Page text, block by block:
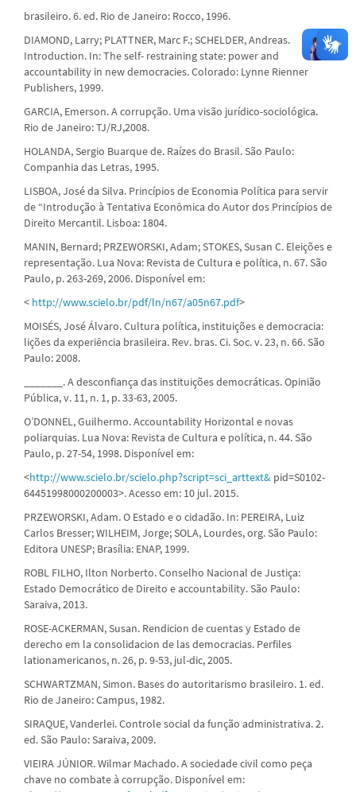
brasileiro. 6. ed. Rio de Janeiro: Rocco, 1996.
DIAMOND, Larry; PLATTNER, Marc F.; SCHELDER, Andreas.
Introduction. In: The self- restraining state: power and
accountability in new democracies. Colorado: Lynne Rienner
Publishers, 1999.
GARCIA, Emerson. A corrupção. Uma visão jurídico-sociológica.
Rio de Janeiro: TJ/RJ,2008.
HOLANDA, Sergio Buarque de. Raízes do Brasil. São Paulo:
Companhia das Letras, 1995.
LISBOA, José da Silva. Princípios de Economia Política para servir
de “Introdução à Tentativa Econômica do Autor dos Princípios de
Direito Mercantil. Lisboa: 1804.
MANIN, Bernard; PRZEWORSKI, Adam; STOKES, Susan C. Eleições e
representação. Lua Nova: Revista de Cultura e política, n. 67. São
Paulo, p. 263-269, 2006. Disponível em:
< http://www.scielo.br/pdf/ln/n67/a05n67.pdf>
MOISÉS, José Álvaro. Cultura política, instituições e democracia:
lições da experiência brasileira. Rev. bras. Ci. Soc. v. 23, n. 66. São
Paulo: 2008.
_______. A desconfiança das instituições democráticas. Opinião
Pública, v. 11, n. 1, p. 33-63, 2005.
O’DONNEL, Guilhermo. Accountability Horizontal e novas
poliarquias. Lua Nova: Revista de Cultura e política, n. 44. São
Paulo, p. 27-54, 1998. Disponível em:
<http://www.scielo.br/scielo.php?script=sci_arttext& pid=S0102-
64451998000200003>. Acesso em: 10 jul. 2015.
PRZEWORSKI, Adam. O Estado e o cidadão. In: PEREIRA, Luiz
Carlos Bresser; WILHEIM, Jorge; SOLA, Lourdes, org. São Paulo:
Editora UNESP; Brasília: ENAP, 1999.
ROBL FILHO, Ilton Norberto. Conselho Nacional de Justiça:
Estado Democrático de Direito e accountability. São Paulo:
Saraiva, 2013.
ROSE-ACKERMAN, Susan. Rendicion de cuentas y Estado de
derecho em la consolidacion de las democracias. Perfiles
lationamericanos, n. 26, p. 9-53, jul-dic, 2005.
SCHWARTZMAN, Simon. Bases do autoritarismo brasileiro. 1. ed.
Rio de Janeiro: Campus, 1982.
SIRAQUE, Vanderlei. Controle social da função administrativa. 2.
ed. São Paulo: Saraiva, 2009.
VIEIRA JÚNIOR. Wilmar Machado. A sociedade civil como peça
chave no combate à corrupção. Disponível em: